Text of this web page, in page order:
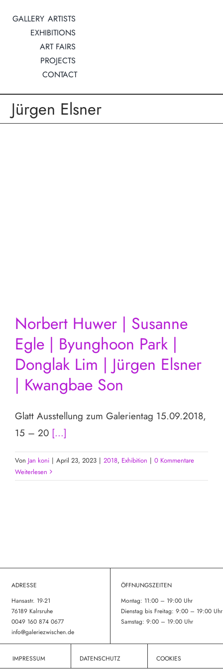
InhaltGALLERY ARTISTS
EXHIBITIONS
ART FAIRS
PROJECTS
CONTACT
Jürgen Elsner
Norbert Huwer | Susanne
Egle | Byunghoon Park |
Donglak Lim | Jürgen Elsner
| Kwangbae Son
Glatt Ausstellung zum Galerientag 15.09.2018,
15 – 20 [...]
Von Jan koni | April 23, 2023 | 2018, Exhibition | 0 Kommentare
Weiterlesen
ADRESSE
Hansastr. 19-21
76189 Kalrsruhe
0049 160 874 0677
info@galeriezwischen.de
ÖFFNUNGSZEITEN
Montag: 11:00 – 19:00 Uhr
Dienstag bis Freitag: 9:00 – 19:00 Uhr
Samstag: 9:00 – 19:00 Uhr
IMPRESSUM DATENSCHUTZ COOKIES